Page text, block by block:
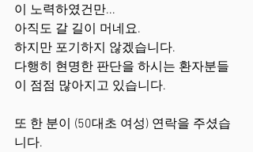
이 노력하였건만...
아직도 갈 길이 머네요.
하지만 포기하지 않겠습니다.
다행히 현명한 판단을 하시는 환자분들
이 점점 많아지고 있습니다.
또 한 분이 (50대초 여성) 연락을 주셨습
니다.